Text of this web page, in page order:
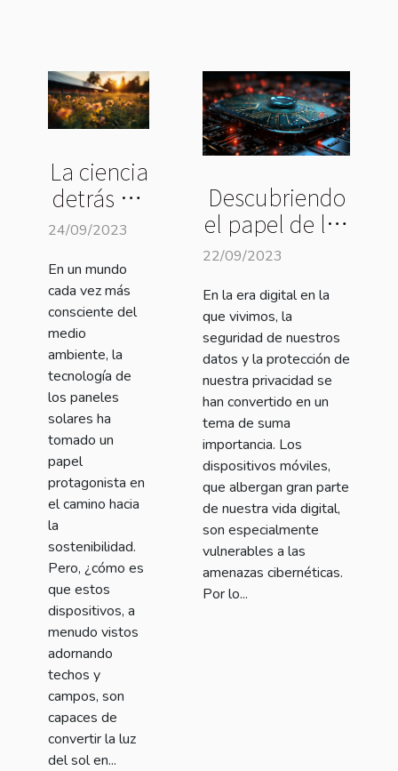
La ciencia
detrás de
los
solares:
cómo
funcionan
24/09/2023
En un mundo
cada vez más
consciente del
medio
ambiente, la
tecnología de
los paneles
solares ha
tomado un
papel
protagonista en
el camino hacia
la
sostenibilidad.
Pero, ¿cómo es
que estos
dispositivos, a
menudo vistos
adornando
techos y
campos, son
capaces de
convertir la luz
del sol en...
Descubriendo
el papel de los
antivirus en la
móvil
22/09/2023
En la era digital en la
que vivimos, la
seguridad de nuestros
datos y la protección de
nuestra privacidad se
han convertido en un
tema de suma
importancia. Los
dispositivos móviles,
que albergan gran parte
de nuestra vida digital,
son especialmente
vulnerables a las
amenazas cibernéticas.
Por lo...